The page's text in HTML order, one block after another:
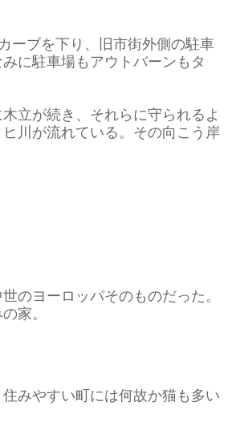
ーブを下り、旧市街外側の駐車
に駐車場もアウトバーンもタ
立が続き、それらに守られるよ
川が流れている。その向こう岸
のヨーロッパそのものだった。
家。
みやすい町には何故か猫も多い